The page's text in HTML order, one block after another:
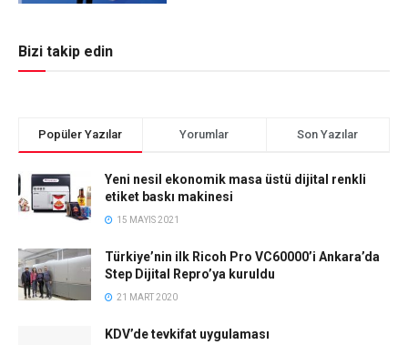
Bizi takip edin
Popüler Yazılar Yorumlar Son Yazılar
Yeni nesil ekonomik masa üstü dijital renkli
etiket baskı makinesi
15 MAYIS 2021
Türkiye’nin ilk Ricoh Pro VC60000’i Ankara’da
Step Dijital Repro’ya kuruldu
21 MART 2020
KDV’de tevkifat uygulaması